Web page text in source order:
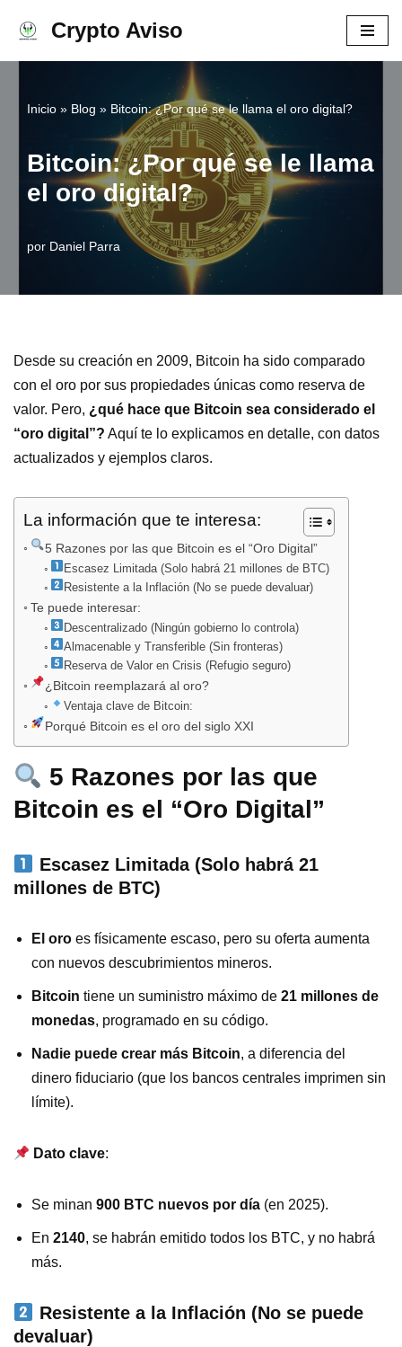
Crypto Aviso
Inicio » Blog » Bitcoin: ¿Por qué se le llama el oro digital?
Bitcoin: ¿Por qué se le llama
el oro digital?
por Daniel Parra
Desde su creación en 2009, Bitcoin ha sido comparado
con el oro por sus propiedades únicas como reserva de
valor. Pero, ¿qué hace que Bitcoin sea considerado el
“oro digital”? Aquí te lo explicamos en detalle, con datos
actualizados y ejemplos claros.
La información que te interesa:
5 Razones por las que Bitcoin es el “Oro Digital”
Escasez Limitada (Solo habrá 21 millones de BTC)
Resistente a la Inflación (No se puede devaluar)
Te puede interesar:
Descentralizado (Ningún gobierno lo controla)
Almacenable y Transferible (Sin fronteras)
Reserva de Valor en Crisis (Refugio seguro)
¿Bitcoin reemplazará al oro?
Ventaja clave de Bitcoin:
Porqué Bitcoin es el oro del siglo XXI
5 Razones por las que
Bitcoin es el “Oro Digital”
Escasez Limitada (Solo habrá 21
millones de BTC)
El oro es físicamente escaso, pero su oferta aumenta
con nuevos descubrimientos mineros.
Bitcoin tiene un suministro máximo de 21 millones de
monedas, programado en su código.
Nadie puede crear más Bitcoin, a diferencia del
dinero fiduciario (que los bancos centrales imprimen sin
límite).
Dato clave:
Se minan 900 BTC nuevos por día (en 2025).
En 2140, se habrán emitido todos los BTC, y no habrá
más.
Resistente a la Inflación (No se puede
devaluar)